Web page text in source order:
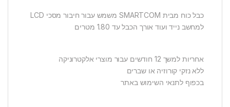
כבל כוח מבית SMARTCOM משמש עבור חיבור מסכי LCD
למחשב נייד ועוד אורך הכבל עד 1.80 מטרים
אחריות למשך 12 חודשים עבור מוצרי אלקטרוניקה
ללא נזקי קורוזיה או שברים
בכפוף לתנאי השימוש באתר